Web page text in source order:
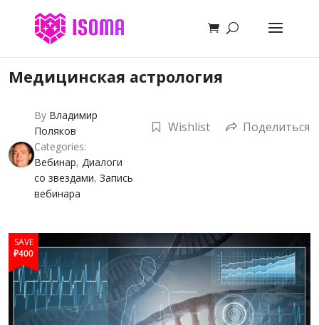
Медицинская астрология
By Владимир
Поляков
Categories:
Вебинар, Диалоги
со звездами, Запись
вебинара
Wishlist Поделиться
SAVE
₽400